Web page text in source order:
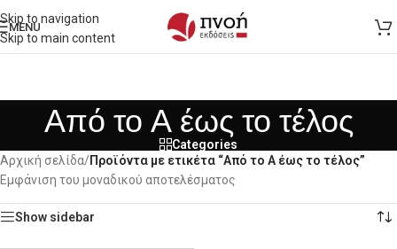
Skip to navigation
Skip to main content
MENU
Από το Α έως το τέλος
Categories
Αρχική σελίδα/Προϊόντα με ετικέτα “Από το Α έως το τέλος”
Εμφάνιση του μοναδικού αποτελέσματος
Show sidebar